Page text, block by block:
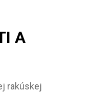
A
rakúskej